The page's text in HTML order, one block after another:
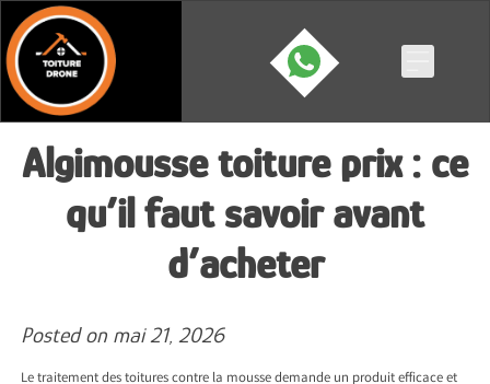
content
Algimousse toiture prix : ce
qu’il faut savoir avant
d’acheter
Posted on mai 21, 2026
Le traitement des toitures contre la mousse demande un produit efficace et